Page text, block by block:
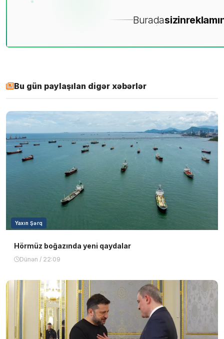
Buradasizin
Bu gün paylaşılan digər xəbərlər
Yaxın Şərq
Hörmüz boğazında yeni qaydalar
Dünən / 22:09